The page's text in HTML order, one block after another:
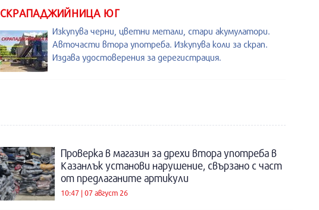
СКРАПАДЖИЙНИЦА ЮГ
Изкупува черни, цветни метали, стари акумулатори.
Авточасти втора употреба. Изкупува коли за скрап.
Издава удостоверения за дерегистрация.
Проверка в магазин за дрехи втора употреба в
Казанлък установи нарушение, свързано с част
от предлаганите артикули
10:47 | 07 август 26